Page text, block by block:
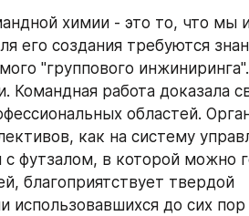
химии - это то, что мы
его создания требуются
"группового
работа доказала
областей.
как на систему
футзалом, в которой можно
благоприятствует твердой
использовавшихся до сих